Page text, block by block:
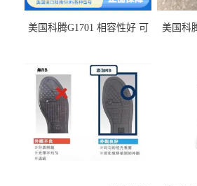
美国科腾G1701 相容性好 可
美国科